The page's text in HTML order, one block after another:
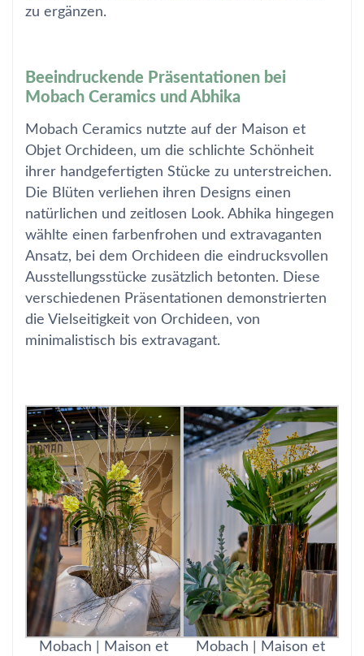
zu ergänzen.
Beeindruckende Präsentationen bei
Mobach Ceramics und Abhika
Mobach Ceramics nutzte auf der Maison et
Objet Orchideen, um die schlichte Schönheit
ihrer handgefertigten Stücke zu unterstreichen.
Die Blüten verliehen ihren Designs einen
natürlichen und zeitlosen Look. Abhika hingegen
wählte einen farbenfrohen und extravaganten
Ansatz, bei dem Orchideen die eindrucksvollen
Ausstellungsstücke zusätzlich betonten. Diese
verschiedenen Präsentationen demonstrierten
die Vielseitigkeit von Orchideen, von
minimalistisch bis extravagant.
Mobach | Maison et
Mobach | Maison et